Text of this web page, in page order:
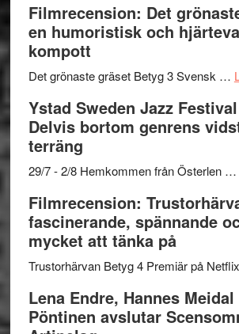
–
med
Fox
och
Filmrecension: Det
en humoristisk och
kompott
Det grönaste gräset Betyg 3 Svensk …
Ystad Sweden Jazz
Delvis bortom genrens
terräng
29/7 - 2/8 Hemkommen från Österlen …
Filmrecension:
fascinerande, spännande
mycket att tänka på
Trustorhärvan Betyg 4 Premiär på
Lena Endre, Hannes
Pöntinen avslutar